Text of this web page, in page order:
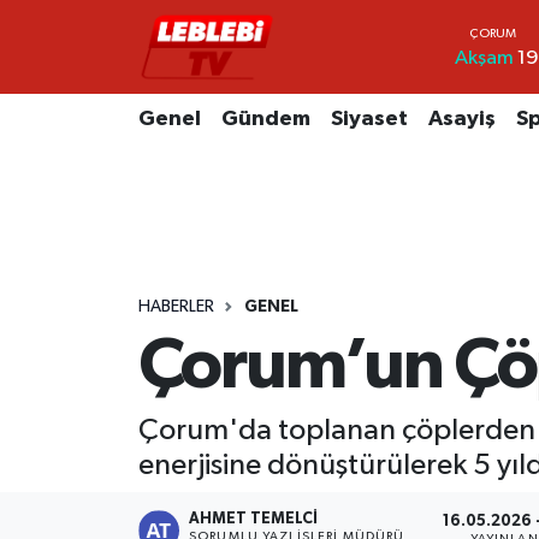
Akşam
Genel Gündem Siyaset Asayiş
HABERLER GENEL
Çorum’un
Çorum'da toplanan çöplerden
enerjisine dönüştürülerek 5
AHMET TEMELCI
SORUMLU YAZI İŞLERI MÜDÜRÜ
16.05.2026
Hava Durumu
Tüm Manşetler
Son Dakika Haberleri
Haber Arşivi